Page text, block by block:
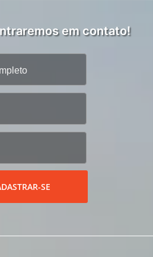
em contato!
SE